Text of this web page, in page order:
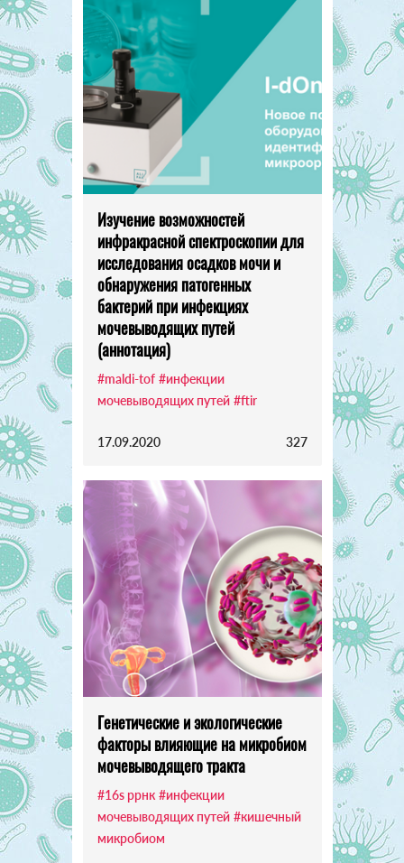
Изучение возможностей
инфракрасной спектроскопии для
исследования осадков мочи и
обнаружения патогенных
бактерий при инфекциях
мочевыводящих путей
(аннотация)
#maldi-tof #инфекции
мочевыводящих путей #ftir
17.09.2020 327
Генетические и экологические
факторы влияющие на микробиом
мочевыводящего тракта
#16s ррнк #инфекции
мочевыводящих путей #кишечный
микробиом